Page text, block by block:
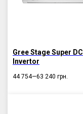
Gree Stage Super DC
Invertor
44 754—63 240 грн.